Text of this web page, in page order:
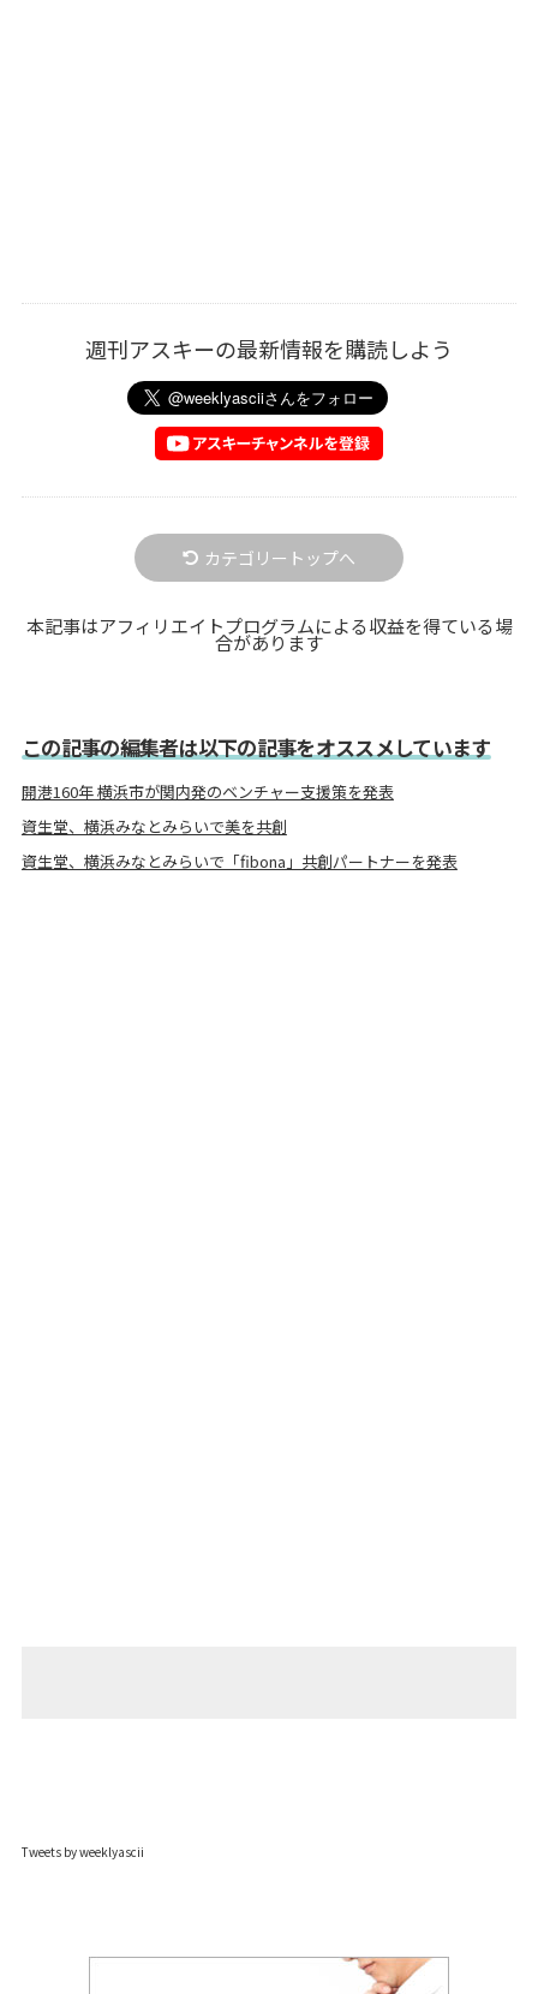
週刊アスキーの最新情報を購読しよう
カテゴリートップへ
本記事はアフィリエイトプログラムによる収益を得ている場
合があります
この記事の編集者は以下の記事をオススメしています
開港160年 横浜市が関内発のベンチャー支援策を発表
資生堂、横浜みなとみらいで美を共創
資生堂、横浜みなとみらいで「fibona」共創パートナーを発表
Tweets by weeklyascii